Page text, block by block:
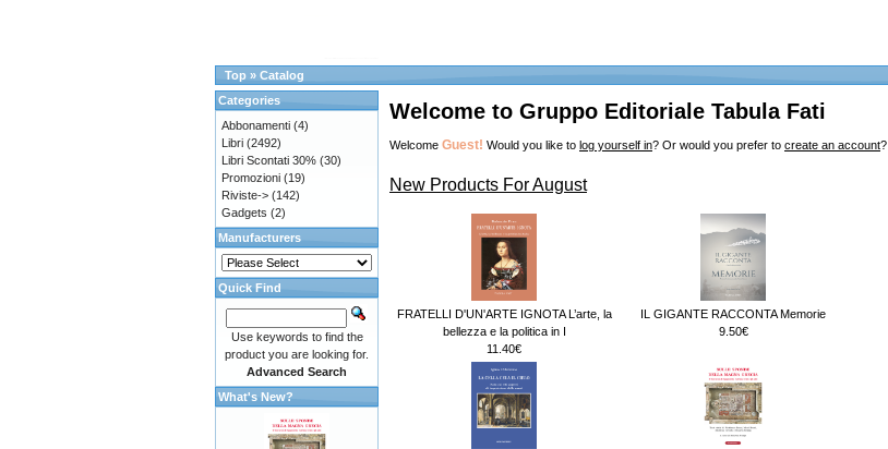
Top » Catalog
Welcome to Gruppo Editoriale Tabula Fati
Welcome Guest! Would you like to log yourself in? Or would you prefer to create an account?
New Products For August
FRATELLI D'UN'ARTE IGNOTA L’arte, la
bellezza e la politica in I
11.40€
IL GIGANTE RACCONTA Memorie
9.50€
Categories
Abbonamenti (4)
Libri (2492)
Libri Scontati 30% (30)
Promozioni (19)
Riviste-> (142)
Gadgets (2)
Manufacturers
Quick Find
Use keywords to find the
product you are looking for.
Advanced Search
What's New?